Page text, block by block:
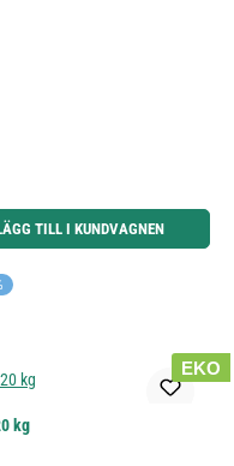
för att öka eller minska kvantiteten.
TILL I KUNDVAGNEN
EKO
kg